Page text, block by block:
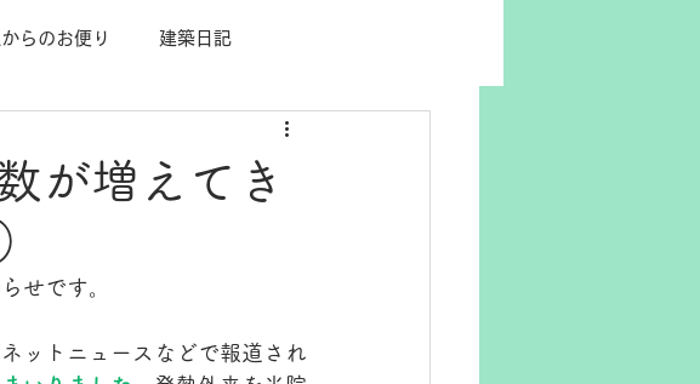
らのお便り 建築日記
が増えてき
せです。
ットニュースなどで報道され